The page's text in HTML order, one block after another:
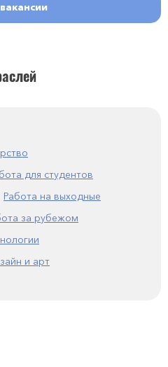
для студентов
Работа на выходные
за рубежом
и арт